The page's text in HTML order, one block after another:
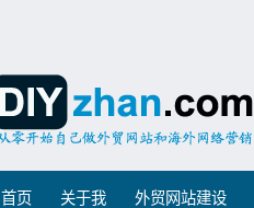
首页 关于我 外贸网站建设